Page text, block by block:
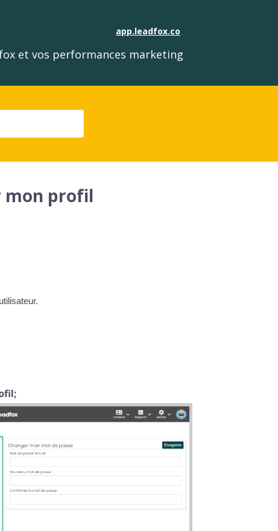
app.leadfox.co
et vos performances marketing
mon profil